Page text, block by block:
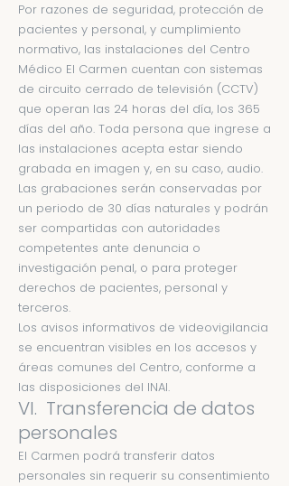
Por razones de seguridad, protección de
pacientes y personal, y cumplimiento
normativo, las instalaciones del Centro
Médico El Carmen cuentan con sistemas
de circuito cerrado de televisión (CCTV)
que operan las 24 horas del día, los 365
días del año. Toda persona que ingrese a
las instalaciones acepta estar siendo
grabada en imagen y, en su caso, audio.
Las grabaciones serán conservadas por
un periodo de 30 días naturales y podrán
ser compartidas con autoridades
competentes ante denuncia o
investigación penal, o para proteger
derechos de pacientes, personal y
terceros.
Los avisos informativos de videovigilancia
se encuentran visibles en los accesos y
áreas comunes del Centro, conforme a
las disposiciones del INAI.
VI. Transferencia de datos
personales
El Carmen podrá transferir datos
personales sin requerir su consentimiento